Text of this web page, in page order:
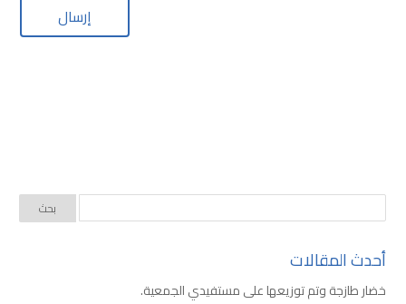
أحدث المقالات
خضار طازجة وتم توزيعها على مستفيدي الجمعية.